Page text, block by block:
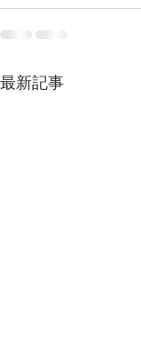
最新記事